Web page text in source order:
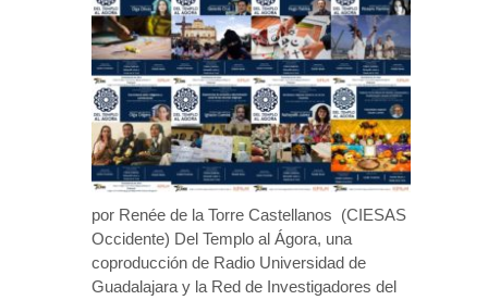
por Renée de la Torre Castellanos (CIESAS
Occidente) Del Templo al Ágora, una
coproducción de Radio Universidad de
Guadalajara y la Red de Investigadores del